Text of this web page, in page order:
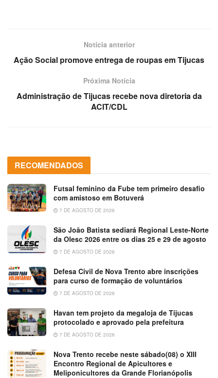
Notícia anterior
Ação Social promove entrega de roupas em Tijucas
Próxima Notícia
Administração de Tijucas recebe nova diretoria da
ACIT/CDL
RECOMENDADOS
Futsal feminino da Fube tem primeiro desafio
com amistoso em Botuverá
7 DE AGOSTO DE 2026
São João Batista sediará Regional Leste-Norte
da Olesc 2026 entre os dias 25 e 29 de agosto
7 DE AGOSTO DE 2026
Defesa Civil de Nova Trento abre inscrições
para curso de formação de voluntários
7 DE AGOSTO DE 2026
Havan tem projeto da megaloja de Tijucas
protocolado e aprovado pela prefeitura
7 DE AGOSTO DE 2026
Nova Trento recebe neste sábado(08) o XIII
Encontro Regional de Apicultores e
Meliponicultores da Grande Florianópolis